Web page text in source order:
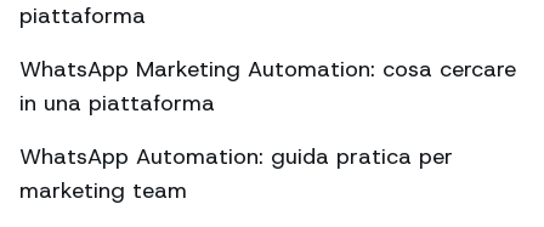
piattaforma
WhatsApp Marketing Automation: cosa cercare
in una piattaforma
WhatsApp Automation: guida pratica per
marketing team